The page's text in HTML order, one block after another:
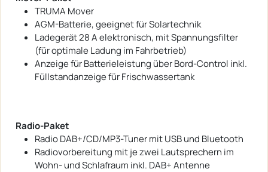
TRUMA Mover
AGM-Batterie, geeignet für Solartechnik
Ladegerät 28 A elektronisch, mit Spannungsfilter
(für optimale Ladung im Fahrbetrieb)
Anzeige für Batterieleistung über Bord-Control inkl.
Füllstandanzeige für Frischwassertank
Radio-Paket
Radio DAB+/CD/MP3-Tuner mit USB und Bluetooth
Radiovorbereitung mit je zwei Lautsprechern im
Wohn- und Schlafraum inkl. DAB+ Antenne